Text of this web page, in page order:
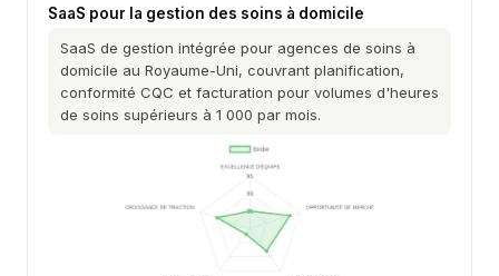
SaaS pour la gestion des soins à domicile
SaaS de gestion intégrée pour agences de soins à
domicile au Royaume-Uni, couvrant planification,
conformité CQC et facturation pour volumes d'heures
de soins supérieurs à 1 000 par mois.